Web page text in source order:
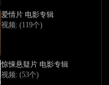
爱情片 电影专辑
视频: (119个)
惊悚悬疑片 电影专辑
视频: (53个)